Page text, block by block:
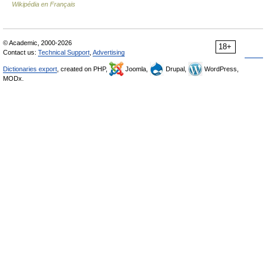
Wikipédia en Français
18+
© Academic, 2000-2026
Contact us: Technical Support, Advertising
Dictionaries export, created on PHP, Joomla, Drupal,
WordPress,
MODx.